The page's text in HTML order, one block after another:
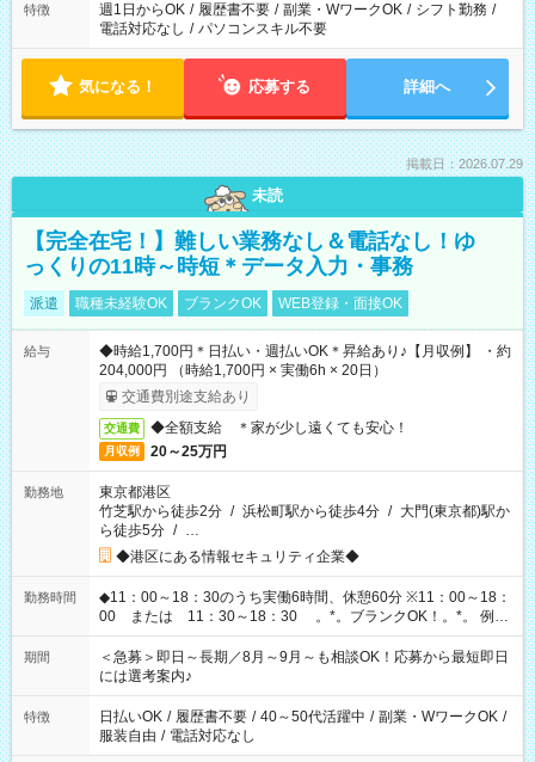
特徴 週1日からOK / 履歴書不要 / 副業・WワークOK / シフト勤務 /
電話対応なし / パソコンスキル不要
気になる！ 応募する 詳細へ
掲載日：2026.07.29
未読
【完全在宅！】難しい業務なし＆電話なし！ゆ
っくりの11時～時短＊データ入力・事務
派遣 職種未経験OK ブランクOK WEB登録・面接OK
給与
◆時給1,700円＊日払い・週払いOK＊昇給あり♪【月収例】 ・約
204,000円 （時給1,700円 × 実働6h × 20日）
交通費別途支給あり
交通費 ◆全額支給 ＊家が少し遠くても安心！
月収例 20～25万円
勤務地
東京都港区
竹芝駅から徒歩2分 / 浜松町駅から徒歩4分 / 大門(東京都)駅か
ら徒歩5分 / …
◆港区にある情報セキュリティ企業◆
勤務時間
◆11：00～18：30のうち実働6時間、休憩60分 ※11：00～18：
00 または 11：30～18：30 。*。ブランクOK！。*。 例え
ば前職が、 在宅/財団法人/事務/コールセンター/受付/販売/カフェ
スタッフ スイーツ販売/ホテルフロント/化粧品販売/など 様々な
業界から入社して活躍されています♪
期間
＜急募＞即日～長期／8月～9月～も相談OK！応募から最短即日
には選考案内♪
特徴 日払いOK / 履歴書不要 / 40～50代活躍中 / 副業・WワークOK /
服装自由 / 電話対応なし